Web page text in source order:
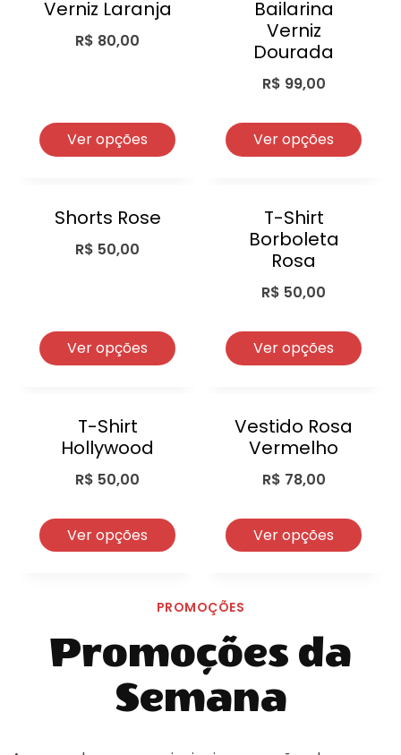
Verniz Laranja
R$ 80,00
Ver opções
Bailarina
Verniz
Dourada
R$ 99,00
Ver opções
Shorts Rose
R$ 50,00
Ver opções
T-Shirt
Borboleta
Rosa
R$ 50,00
Ver opções
T-Shirt
Hollywood
R$ 50,00
Ver opções
Vestido Rosa
Vermelho
R$ 78,00
Ver opções
PROMOÇÕES
Promoções da
Semana